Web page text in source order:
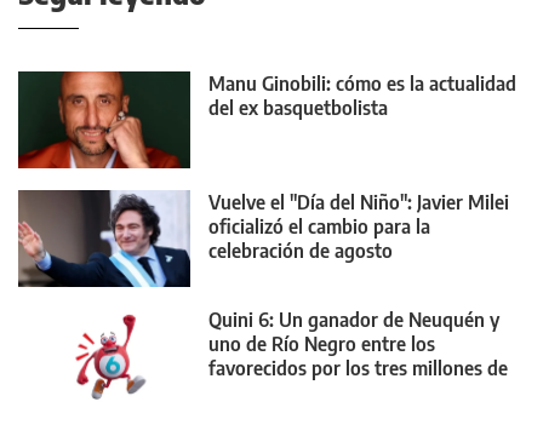
Manu Ginobili: cómo es la actualidad
del ex basquetbolista
Vuelve el "Día del Niño": Javier Milei
oficializó el cambio para la
celebración de agosto
Quini 6: Un ganador de Neuquén y
uno de Río Negro entre los
favorecidos por los tres millones de